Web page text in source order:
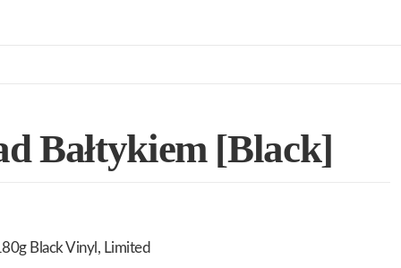
Bałtykiem [Black]
Black Vinyl, Limited